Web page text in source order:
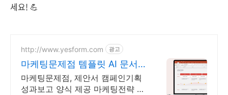
세요! 💪
http://www.yesform.com 광고
마케팅문제점 템플릿 AI 문서
작성
마케팅문제점, 제안서 캠페인기획
성과보고 양식 제공 마케팅전략 전